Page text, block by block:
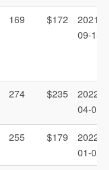
169 $172
2021-
09-13
274 $235
2022-
04-01
255 $179
2022-
01-02